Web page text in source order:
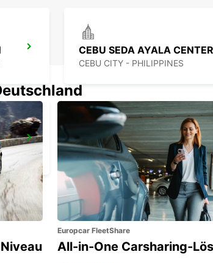
CEBU SEDA AYALA
CEBU CITY - PHILIPPINES
DAVAO SEDA ABREEZA
DAVAO - PHILIPPINES
Europcar FleetShare
All-in-One Carsharing-